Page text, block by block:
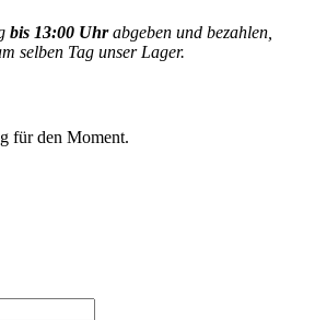
bis 13:00 Uhrabgeben und bezahlen,
selben Tag unser Lager.
für den Moment.